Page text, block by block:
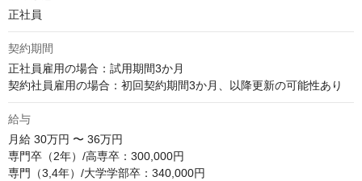
正社員
契約期間
正社員雇用の場合：試用期間3か月
契約社員雇用の場合：初回契約期間3か月、以降更新の可能性あり
給与
月給 30万円 〜 36万円
専門卒（2年）/高専卒：300,000円
専門（3,4年）/大学学部卒：340,000円